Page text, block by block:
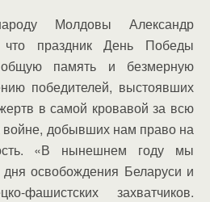
Молдовы Александр
что праздник День Победы
память и безмерную
победителей, выстоявших
в самой кровавой за всю
войне, добывших нам право на
«В нынешнем году мы
освобождения Беларуси и
фашистских захватчиков.